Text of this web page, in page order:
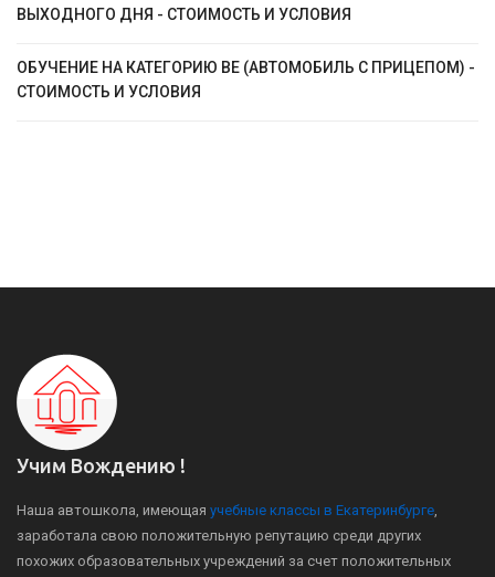
ВЫХОДНОГО ДНЯ - СТОИМОСТЬ И УСЛОВИЯ
ОБУЧЕНИЕ НА КАТЕГОРИЮ ВЕ (АВТОМОБИЛЬ С ПРИЦЕПОМ) -
СТОИМОСТЬ И УСЛОВИЯ
Учим Вождению !
Наша автошкола, имеющая учебные классы в Екатеринбурге,
заработала свою положительную репутацию среди других
похожих образовательных учреждений за счет положительных